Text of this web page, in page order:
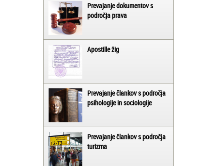
Prevajanje dokumentov s
področja prava
Apostille žig
Prevajanje člankov s področja
psihologije in sociologije
Prevajanje člankov s področja
turizma